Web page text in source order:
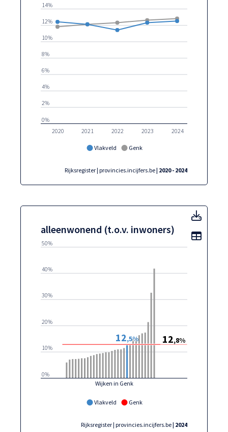
Vlakveld Genk
2020 2021 2022 2023 2024
0%
2%
4%
6%
8%
10%
12%
14%
Rijksregister | provincies.incijfers.be| 2020 - 2024
alleenwonend (t.o.v. inwoners)
Vlakveld Genk
Wijken in Genk
0%
10%
20%
30%
40%
50%
12,5% 12,8%
Rijksregister | provincies.incijfers.be| 2024
Toon